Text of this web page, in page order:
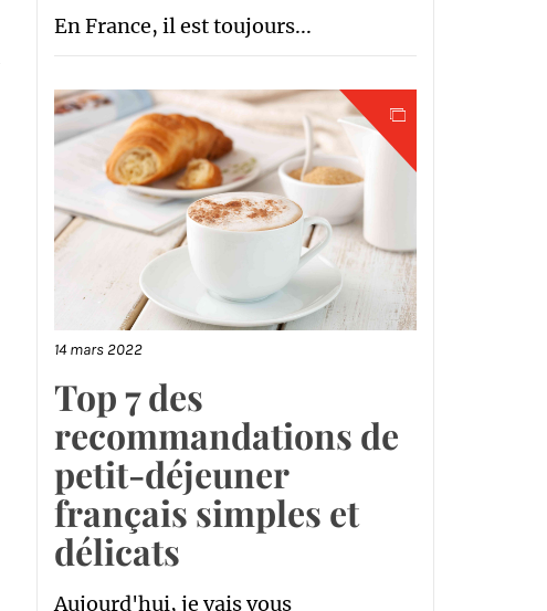
En France, il est toujours...
14 mars 2022
Top 7 des
recommandations de
petit-déjeuner
français simples et
délicats
Aujourd'hui, je vais vous